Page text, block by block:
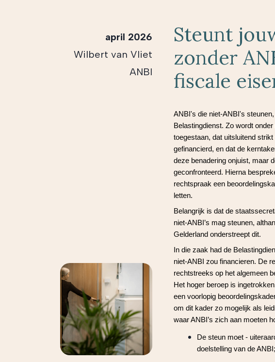
Steunt
zonder
fiscale
ANBI's die niet-ANBI's
Belastingdienst. Zo wordt
toegestaan, dat uitsluitend
gefinancierd, en dat de
deze benadering onjuist, maar
geconfronteerd. Hierna
rechtspraak een
letten.
Belangrijk is dat de
niet-ANBI’s mag steunen,
Gelderland onderstreept dit.
In die zaak had de
niet-ANBI zou financieren. De
rechtstreeks op het algemeen
Het hoger beroep is
een voorlopig
om dit kader zo mogelijk als
waar ANBI’s zich aan moeten
De steun moet -
doelstelling van de ANBI;
april 2026
Wilbert van Vliet
ANBI